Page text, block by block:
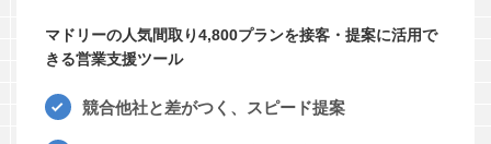
マドリーの人気間取り4,800プランを接客・提案に活用で
きる営業支援ツール
競合他社と差がつく、スピード提案